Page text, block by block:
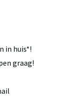
in huis*!
graag!